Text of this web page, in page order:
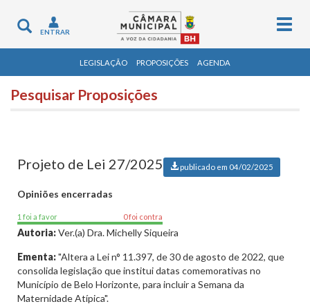
Toggle
navigation
ENTRAR
LEGISLAÇÃO PROPOSIÇÕES AGENDA
Pesquisar Proposições
Projeto de Lei 27/2025 publicado em 04/02/2025
Opiniões encerradas
1 foi a favor 0 foi contra
Autoria:Ver.(a) Dra. Michelly Siqueira
Ementa:"Altera a Lei n° 11.397, de 30 de agosto de 2022, que
consolida legislação que institui datas comemorativas no
Município de Belo Horizonte, para incluir a Semana da
Maternidade Atípica".